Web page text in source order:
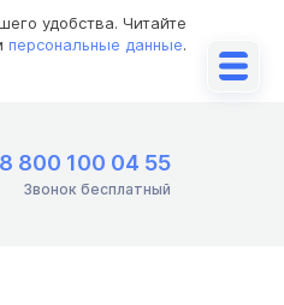
удобства. Читайте
персональные данные.
8 800 100 04 55
Звонок бесплатный